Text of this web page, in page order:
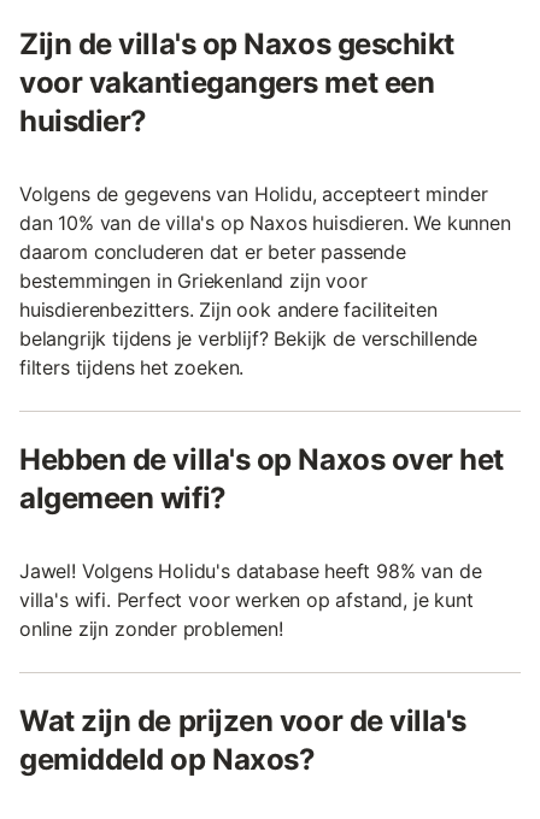
Zijn de villa's op Naxos geschikt
voor vakantiegangers met een
huisdier?
Volgens de gegevens van Holidu, accepteert minder
dan 10% van de villa's op Naxos huisdieren. We kunnen
daarom concluderen dat er beter passende
bestemmingen in Griekenland zijn voor
huisdierenbezitters. Zijn ook andere faciliteiten
belangrijk tijdens je verblijf? Bekijk de verschillende
filters tijdens het zoeken.
Hebben de villa's op Naxos over het
algemeen wifi?
Jawel! Volgens Holidu's database heeft 98% van de
villa's wifi. Perfect voor werken op afstand, je kunt
online zijn zonder problemen!
Wat zijn de prijzen voor de villa's
gemiddeld op Naxos?